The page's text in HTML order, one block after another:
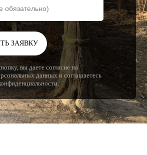
ЗАЯВКУ
вы даете согласие на
данных и соглашаетесь